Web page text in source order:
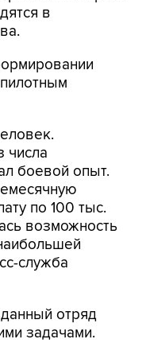
в
числа
боевой опыт.
по 100 тыс.
возможность
служба
отряд
задачами.